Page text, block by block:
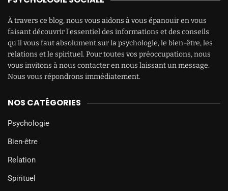
À travers ce blog, nous vous aidons à vous épanouir en vous
faisant découvrir l’essentiel des informations et des conseils
qu’il vous faut absolument sur la psychologie, le bien-être, les
relations et le spirituel. Pour toutes vos préoccupations, nous
vous invitons à nous contacter en nous laissant un message.
Nous vous répondrons immédiatement.
NOS CATÉGORIES
Psychologie
Bien-être
Relation
Spirituel